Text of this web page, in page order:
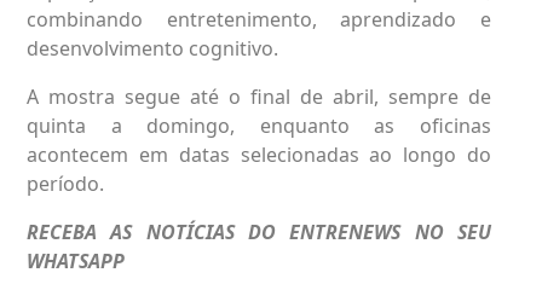
combinando entretenimento, aprendizado e
desenvolvimento cognitivo.
A mostra segue até o final de abril, sempre de
quinta a domingo, enquanto as oficinas
acontecem em datas selecionadas ao longo do
período.
RECEBA AS NOTÍCIAS DO ENTRENEWS NO SEU
WHATSAPP